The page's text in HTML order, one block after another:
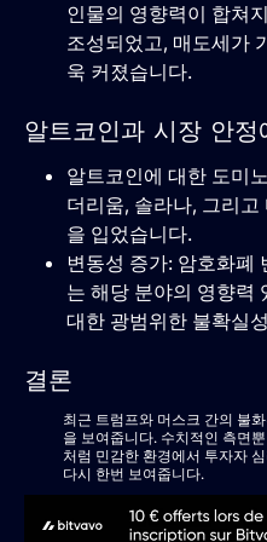
인물의 영향력이 합쳐
조성되었고, 매도세가
욱 커졌습니다.
알트코인과 시장 안
알트코인에 대한 도미
더리움, 솔라나, 그리
을 입었습니다.
변동성 증가: 암호화폐
는 해당 분야의 영향력
대한 광범위한 불확실
결론
최근 트럼프와 머스크 간의 불
을 보여줍니다. 수치적인 측면
처럼 민감한 환경에서 투자자
다시 한번 보여줍니다.